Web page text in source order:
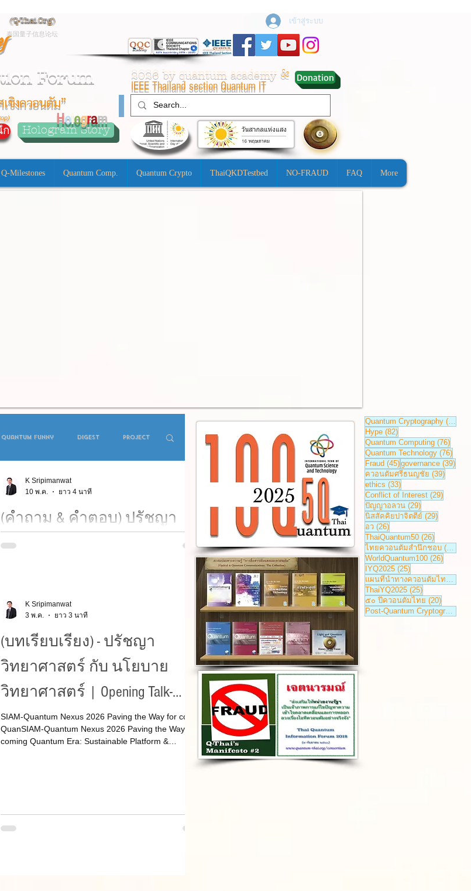
泰国量子信息论坛
(Q-Thai.Org)
Forum
เข้าสู่ระบบ
2026 by quantum academy &
IEEE Thailand section Quantum IT
Donation
ชิงควอนตัม”
ก Hologram Story
Hologram
Q-Milestones Quantum Comp. Quantum Crypto ThaiQKDTestbed NO-FRAUD FAQ More
Quantum Funny Digest Project
Forecast MOU
Speech Quantum Computing
International Day of Light
(คำถาม & คำตอบ) ปรัชญา
วิทยาศาสตร์ กับนโยบาย
ศ.ดร.โสรัจจ์ หงศ์ลดารมภ์ | ไอ
ซีทีควอนตัมไทยสำหรับสังคม
ทั่วไปทุกวงการ | May 10, 2026
Quantum Era: Sustainable Platform & Community
Development (คำถาม & คำตอบ) ปรัชญาวิทยาศาสตร์ กับ
Nexus 2026| ศ.ดร.โสรัจจ์ หงศ์ลดารมภ์ | ไอซีทีควอนตัม
K Sripimanwat
10 พ.ค.
ยาว 4 นาที
(บทเรียบเรียง) - ปรัชญา
วิทยาศาสตร์ กับ นโยบาย
วิทยาศาสตร์ | Opening Talk-
TRANSCRIPTION: Siam-Quantum
Nexus 2026| ศ.ดร.โสรัจจ์ หงศ์
ลดารมภ์ | ไอซีทีควอนตัมไทย
SIAM-Quantum Nexus 2026 Paving the Way for coming
QuanSIAM-Quantum Nexus 2026 Paving the Way for
coming Quantum Era: Sustainable Platform &
วิทยาศาสตร์ | OPENING TALK - Siam-Quantum Nexus
2026| ศ.ดร.โสรัจจ์ หงศ์ลดารมภ์ | ไอซีทีควอนตัมไทย
K Sripimanwat
3 พ.ค.
ยาว 3 นาที
Quantum Cryptography (84)
Hype (82)82 กระทู้
Quantum Computing (76)76 กร
Quantum Technology (76)76 ก
Fraud (45)45 กระทู้
governance (39)39
ควอนตัมศรีธนญชัย (39)39 กระ
ethics (33)33 กระทู้
Conflict of Interest (29)29 กระทู้
ปัญญาอลวน (29)29 กระทู้
นิสสัคคิยปาจิตตีย์ (29)29 กระทู้
อว (26)26 กระทู้
ThaiQuantum50 (26)26 กระทู้
ไทยควอนตัมสำนึกชอบ (26)
WorldQuantum100 (26)26 กระทู้
IYQ2025 (25)25 กระทู้
แผนที่นำทางควอนตัมไทย
ThaiYQ2025 (25)25 กระทู้
๕๐ ปีควอนตัมไทย (20)20 กระทู้
Post-Quantum Cryptography